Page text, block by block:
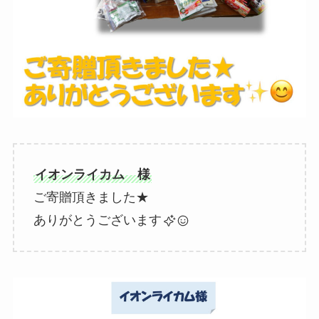
イオンライカム 様
ご寄贈頂きました★
ありがとうございます